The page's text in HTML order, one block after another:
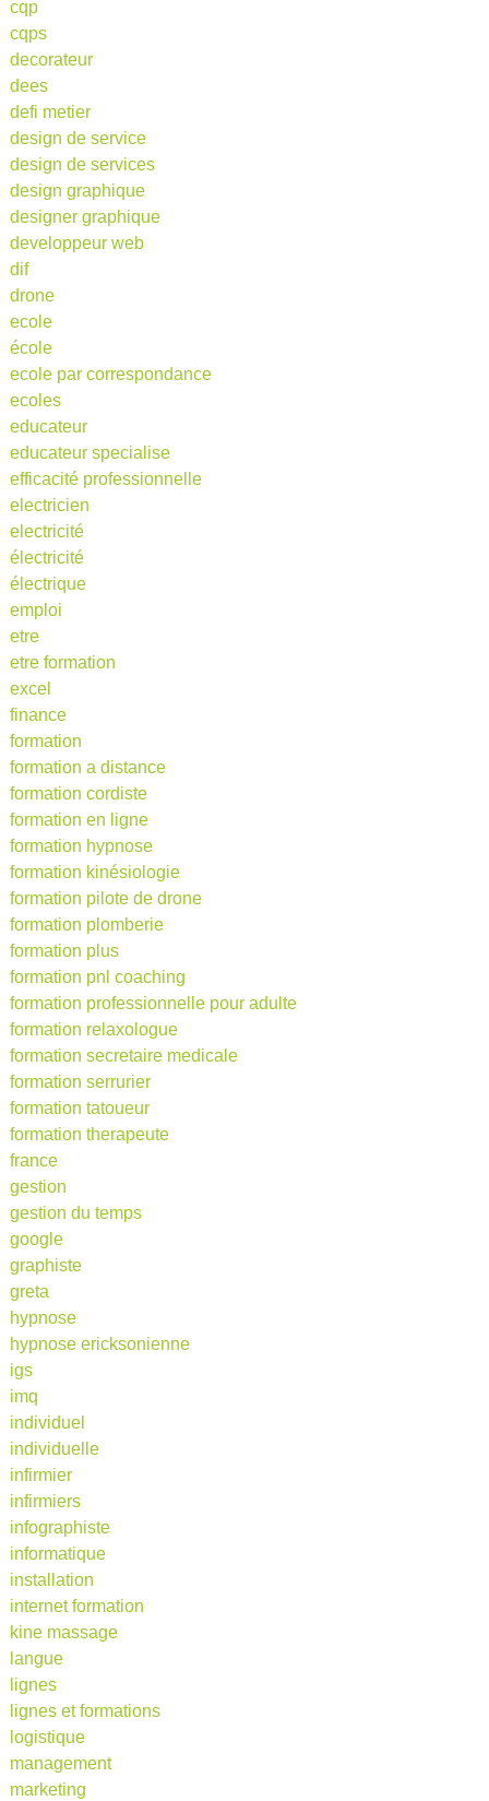
cqp
cqps
decorateur
dees
defi metier
design de service
design de services
design graphique
designer graphique
developpeur web
dif
drone
ecole
école
ecole par correspondance
ecoles
educateur
educateur specialise
efficacité professionnelle
electricien
electricité
électricité
électrique
emploi
etre
etre formation
excel
finance
formation
formation a distance
formation cordiste
formation en ligne
formation hypnose
formation kinésiologie
formation pilote de drone
formation plomberie
formation plus
formation pnl coaching
formation professionnelle pour adulte
formation relaxologue
formation secretaire medicale
formation serrurier
formation tatoueur
formation therapeute
france
gestion
gestion du temps
google
graphiste
greta
hypnose
hypnose ericksonienne
igs
imq
individuel
individuelle
infirmier
infirmiers
infographiste
informatique
installation
internet formation
kine massage
langue
lignes
lignes et formations
logistique
management
marketing